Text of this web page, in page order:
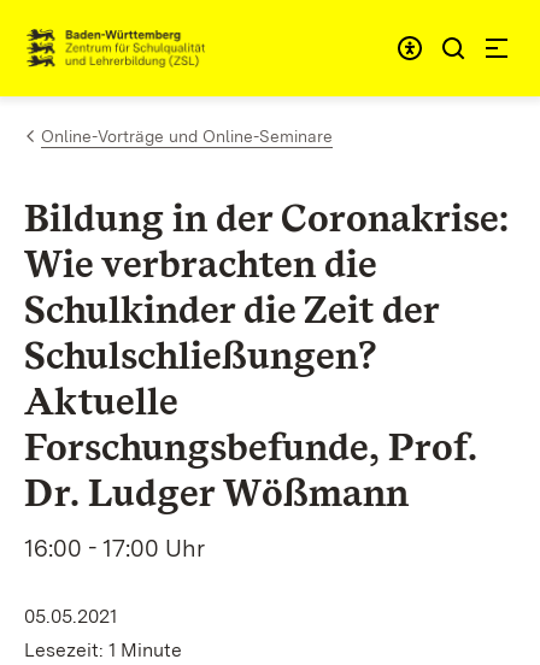
Zum Inhalt springen
Link zur Startseite
Online-Vorträge und Online-Seminare
Bildung in der Coronakrise:
Wie verbrachten die
Schulkinder die Zeit der
Schulschließungen?
Aktuelle
Forschungsbefunde, Prof.
Dr. Ludger Wößmann
16:00 - 17:00 Uhr
05.05.2021
Lesezeit: 1 Minute